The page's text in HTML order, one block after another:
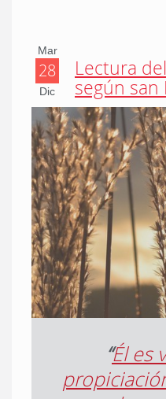
Mar
28
Dic
Lectura
según san
“Él es